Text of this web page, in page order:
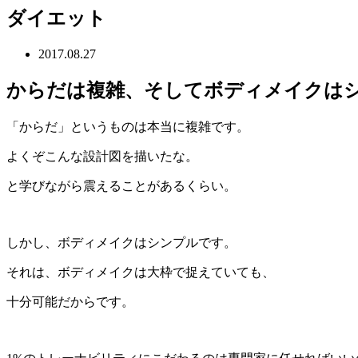
ダイエット
2017.08.27
からだは複雑、そしてボディメイクは
「からだ」というものは本当に複雑です。
よくぞこんな設計図を描いたな。
と学びながら震えることがあるくらい。
しかし、ボディメイクはシンプルです。
それは、ボディメイクは大枠で捉えていても、
十分可能だからです。